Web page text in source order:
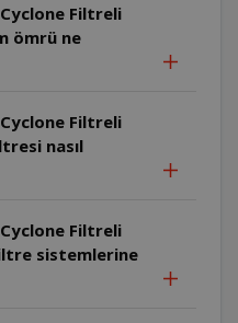
Filtreli
ömrü ne
Filtreli
nasıl
Filtreli
sistemlerine